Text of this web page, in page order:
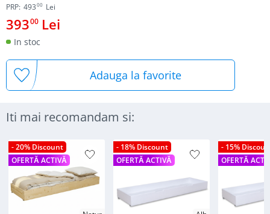
PRP: 49300 Lei
39300 Lei
In stoc
Adauga la favorite
Iti mai recomandam si:
- 20% Discount
OFERTĂ ACTIVĂ
- 18% Discount
OFERTĂ ACTIVĂ
- 15%
OFERTĂ